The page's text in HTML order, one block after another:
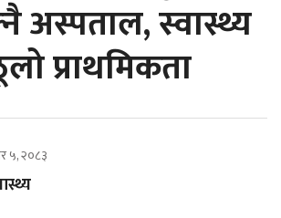
अस्पताल, स्वास्थ्य
प्राथमिकता
५, २०८३